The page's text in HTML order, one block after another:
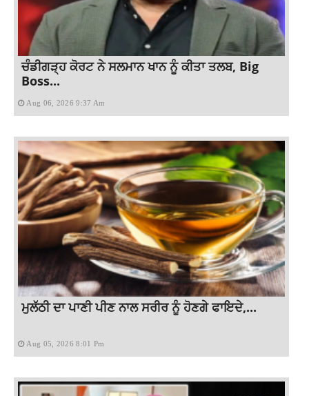
ਚੰਡੀਗੜ੍ਹ ਕੋਰਟ ਨੇ ਸਲਮਾਨ ਖਾਨ ਨੂੰ ਕੀਤਾ ਤਲਬ, Big
Boss...
Aug 06, 2026 9:37 Am
ਮੁਲੱਠੀ ਦਾ ਪਾਣੀ ਪੀਣ ਨਾਲ ਸਰੀਰ ਨੂੰ ਹੋਣਗੇ ਫਾਇਦੇ,...
Aug 05, 2026 8:01 Pm